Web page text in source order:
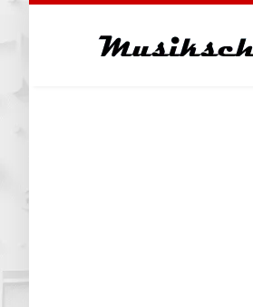
content